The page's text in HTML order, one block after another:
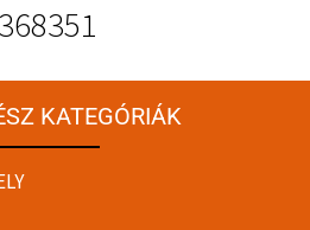
KATEGÓRIÁK